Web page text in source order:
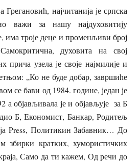
најчитанија је српска
важи за нашу најдуховитију
има троје деце и променљиви број
духовита на свој
прича узела је своје најмилије и
„Ко не буде добар, завршиће
се бави од 1984. године, један је
а објављивала је и објављује за Б
Б, Економист, Банкар, Родитељ
Press, Политикин Забавник… До
збирки кратких, хумористичких
Само да ти кажем, Од речи до